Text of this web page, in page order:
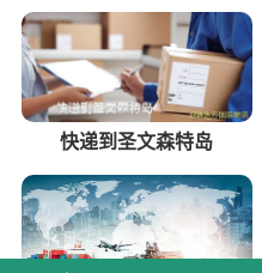
快递到圣文森特岛